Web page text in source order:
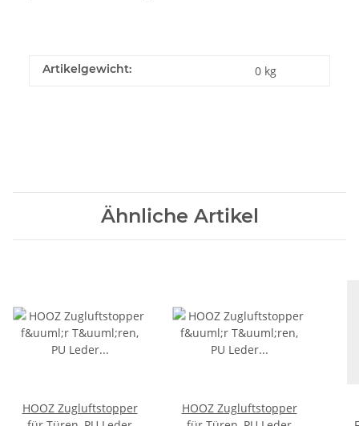
Artikelgewicht: 0 kg
Ähnliche Artikel
HOOZ Zugluftstopper
HOOZ Zugluftstopper